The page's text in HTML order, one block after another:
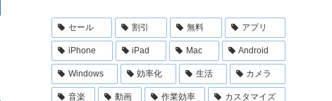
セール 割引 無料 アプリ
iPhone iPad Mac Android
Windows 効率化 生活 カメラ
音楽 動画 作業効率 カスタマイズ